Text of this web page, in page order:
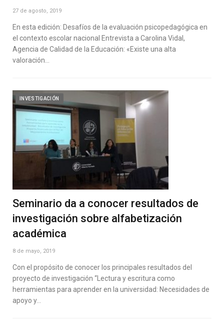
27 de agosto, 2019
En esta edición: Desafíos de la evaluación psicopedagógica en
el contexto escolar nacional Entrevista a Carolina Vidal,
Agencia de Calidad de la Educación: «Existe una alta
valoración…
INVESTIGACIÓN
Seminario da a conocer resultados de
investigación sobre alfabetización
académica
8 de mayo, 2019
Con el propósito de conocer los principales resultados del
proyecto de investigación “Lectura y escritura como
herramientas para aprender en la universidad: Necesidades de
apoyo y…